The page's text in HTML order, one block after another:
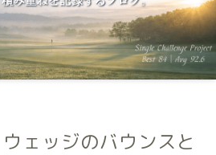
ウェッジのバウンスと